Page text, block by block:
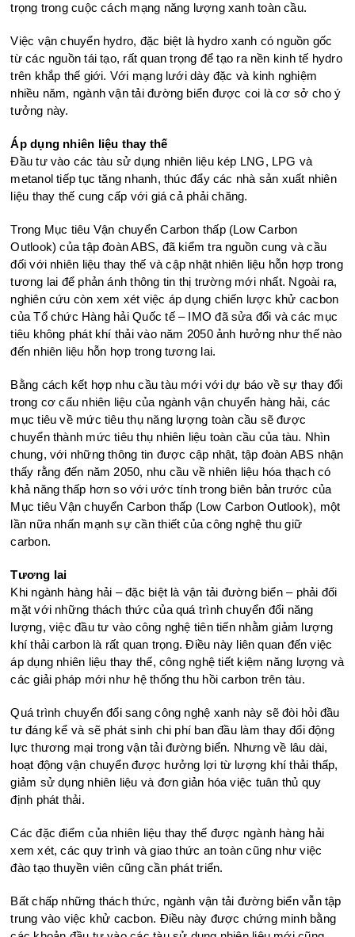
trọng trong cuộc cách mạng năng lượng xanh toàn cầu.
Việc vận chuyển hydro, đặc biệt là hydro xanh có nguồn gốc
từ các nguồn tái tạo, rất quan trọng để tạo ra nền kinh tế hydro
trên khắp thế giới. Với mạng lưới dày đặc và kinh nghiệm
nhiều năm, ngành vận tải đường biển được coi là cơ sở cho ý
tưởng ​​này.
Áp dụng nhiên liệu thay thế
Đầu tư vào các tàu sử dụng nhiên liệu kép LNG, LPG và
metanol tiếp tục tăng nhanh, thúc đẩy các nhà sản xuất nhiên
liệu thay thế cung cấp với giá cả phải chăng.
Trong Mục tiêu Vận chuyển Carbon thấp (Low Carbon
Outlook) của tập đoàn ABS, đã kiểm tra nguồn cung và cầu
đối với nhiên liệu thay thế và cập nhật nhiên liệu hỗn hợp trong
tương lai để phản ánh thông tin thị trường mới nhất. Ngoài ra,
nghiên cứu còn xem xét việc áp dụng chiến lược khử cacbon
của Tổ chức Hàng hải Quốc tế – IMO đã sửa đổi và các mục
tiêu không phát khí thải vào năm 2050 ảnh hưởng như thế nào
đến nhiên liệu hỗn hợp ​​trong tương lai.
Bằng cách kết hợp nhu cầu tàu mới với dự báo về sự thay đổi
trong cơ cấu nhiên liệu của ngành vận chuyển hàng hải, các
mục tiêu về mức tiêu thụ năng lượng toàn cầu sẽ được
chuyển thành mức tiêu thụ nhiên liệu toàn cầu của tàu. Nhìn
chung, với những thông tin được cập nhật, tập đoàn ABS nhận
thấy rằng đến năm 2050, nhu cầu về nhiên liệu hóa thạch có
khả năng thấp hơn so với ước tính trong biên bản trước của
Mục tiêu Vận chuyển Carbon thấp (Low Carbon Outlook), một
lần nữa nhấn mạnh sự cần thiết của công nghệ thu giữ
carbon.
Tương lai
Khi ngành hàng hải – đặc biệt là vận tải đường biển – phải đối
mặt với những thách thức của quá trình chuyển đổi năng
lượng, việc đầu tư vào công nghệ tiên tiến nhằm giảm lượng
khí thải carbon là rất quan trọng. Điều này liên quan đến việc
áp dụng nhiên liệu thay thế, công nghệ tiết kiệm năng lượng và
các giải pháp mới như hệ thống thu hồi carbon trên tàu.
Quá trình chuyển đổi sang công nghệ xanh này sẽ đòi hỏi đầu
tư đáng kể và sẽ phát sinh chi phí ban đầu làm thay đổi động
lực thương mại trong vận tải đường biển. Nhưng về lâu dài,
hoạt động vận chuyển được hưởng lợi từ lượng khí thải thấp,
giảm sử dụng nhiên liệu và đơn giản hóa việc tuân thủ quy
định phát thải.
Các đặc điểm của nhiên liệu thay thế được ngành hàng hải
xem xét, các quy trình và giao thức an toàn cũng như việc
đào tạo thuyền viên cũng cần phát triển.
Bất chấp những thách thức, ngành vận tải đường biển vẫn tập
trung vào việc khử cacbon. Điều này được chứng minh bằng